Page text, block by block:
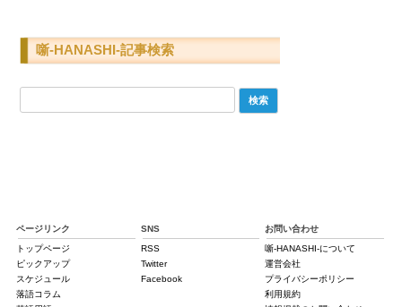
噺-HANASHI-記事検索
ページリンク
トップページ
ピックアップ
スケジュール
落語コラム
SNS
RSS
Twitter
Facebook
お問い合わせ
噺-HANASHI-について
運営会社
プライバシーポリシー
利用規約